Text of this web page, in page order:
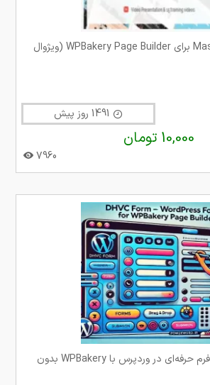
افزونه Massive Addons برای WPBakery Page Builder (ویژوال
10,000 تومان
7960
DHVC Form ساخت فرم حرفه‌ای در وردپرس با WPBakery بدون